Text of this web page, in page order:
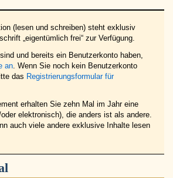
(lesen und schreiben) steht exklusiv
„eigentümlich frei“ zur Verfügung.
und bereits ein Benutzerkonto haben,
an. Wenn Sie noch kein Benutzerkonto
das Registrierungsformular für
erhalten Sie zehn Mal im Jahr eine
elektronisch), die anders ist als andere.
auch viele andere exklusive Inhalte lesen